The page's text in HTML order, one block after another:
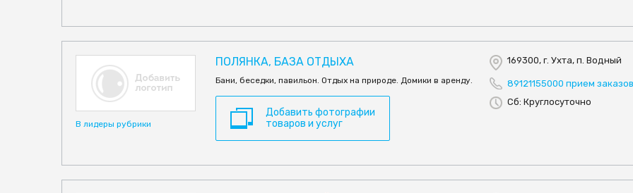
В лидеры рубрики
ПОЛЯНКА, БАЗА ОТДЫХА
Бани, беседки, павильон. Отдых на природе. Домики в аренду.
Добавить фотографии
товаров и услуг
169300, г. Ухта, п. Водный
89121155000 прием
Сб: Круглосуточно